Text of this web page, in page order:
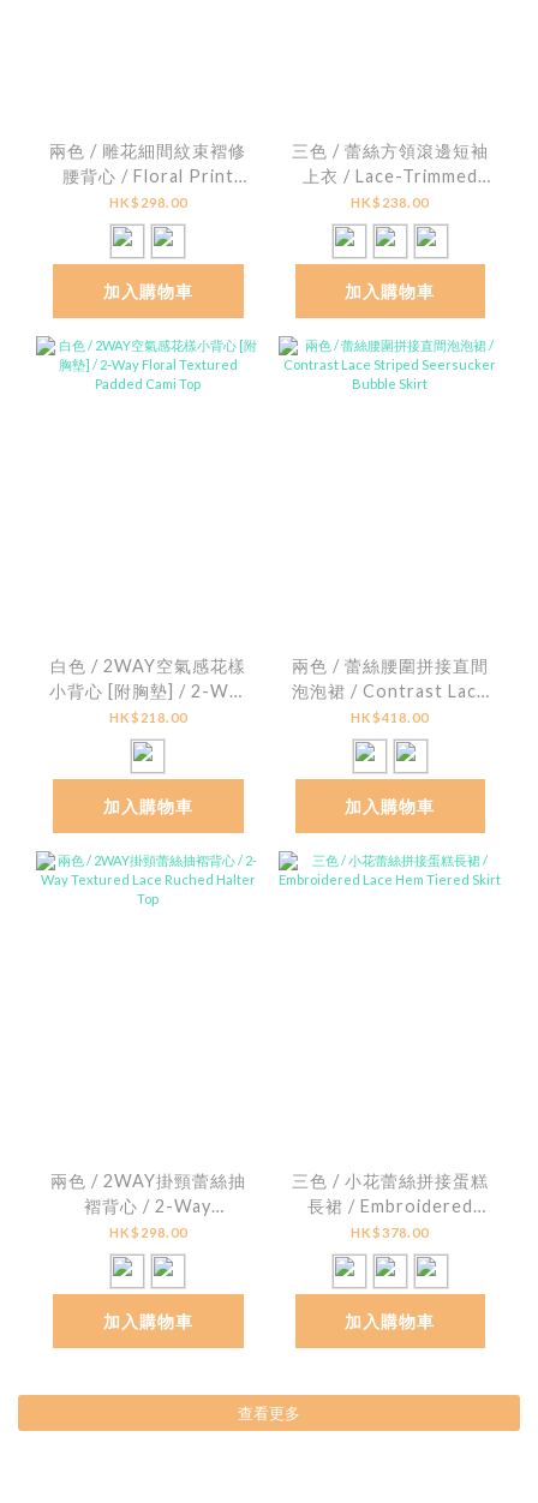
兩色 / 雕花細間紋束褶修
腰背心 / Floral Print
Striped Smocked
Peplum Top
HK$298.00
加入購物車
三色 / 蕾絲方領滾邊短袖
上衣 / Lace-Trimmed
Square Neck Ribbed
Top
HK$238.00
加入購物車
白色 / 2WAY空氣感花樣
小背心 [附胸墊] / 2-Way
Floral Textured
Padded Cami Top
HK$218.00
加入購物車
兩色 / 蕾絲腰圍拼接直間
泡泡裙 / Contrast Lace
Striped Seersucker
Bubble Skirt
HK$418.00
加入購物車
兩色 / 2WAY掛頸蕾絲抽
褶背心 / 2-Way
Textured Lace Ruched
Halter Top
HK$298.00
加入購物車
三色 / 小花蕾絲拼接蛋糕
長裙 / Embroidered
Lace Hem Tiered Skirt
HK$378.00
加入購物車
查看更多